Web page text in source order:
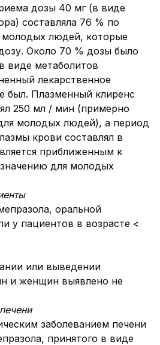
дозы 40 мг (в виде
составляла 76 % по
людей, которые
Около 70 % дозы было
виде метаболитов
лекарственное
был. Плазменный клиренс
250 мл / мин (примерно
молодых людей), а период
крови составлял в
приближенным к
для молодых
оральной
у пациентов в возрасте <
или выведении
и женщин выявлено не
заболеванием печени
принятого в виде